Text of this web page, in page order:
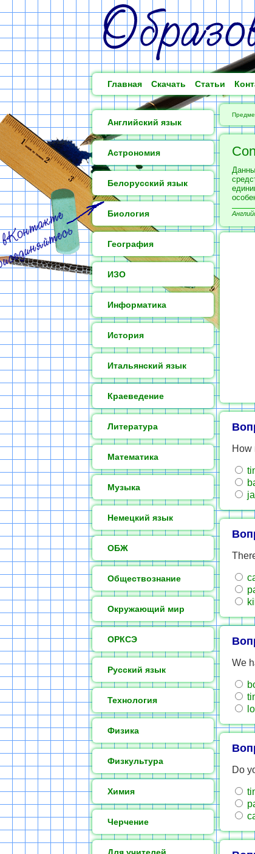
Главная Скачать Статьи
Английский язык
Астрономия
Белорусский язык
Биология
География
ИЗО
Информатика
История
Итальянский язык
Краеведение
Литература
Математика
Музыка
Немецкий язык
ОБЖ
Обществознание
Окружающий мир
ОРКСЭ
Русский язык
Технология
Физика
Физкультура
Химия
Черчение
How
We
Do